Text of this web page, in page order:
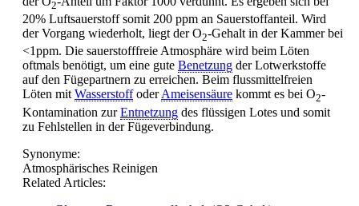
2
20% Luftsauerstoff somit 200 ppm an Sauerstoffanteil. Wird
der Vorgang wiederholt, liegt der O2-Gehalt in der Kammer bei
<1ppm. Die sauerstofffreie Atmosphäre wird beim Löten
oftmals benötigt, um eine gute Benetzung der Lotwerkstoffe
auf den Fügepartnern zu erreichen. Beim flussmittelfreien
Löten mit WasserstoffoderAmeisensäure kommt es bei O2-
Kontamination zurEntnetzung des flüssigen Lotes und somit
zu Fehlstellen in der Fügeverbindung.
Synonyme:
Atmosphärisches Reinigen
Related Articles: